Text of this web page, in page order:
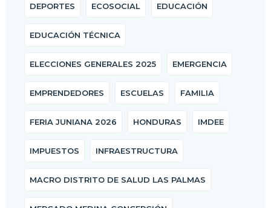
DEPORTES ECOSOCIAL EDUCACIÓN
EDUCACIÓN TÉCNICA
ELECCIONES GENERALES 2025 EMERGENCIA
EMPRENDEDORES ESCUELAS FAMILIA
FERIA JUNIANA 2026 HONDURAS IMDEE
IMPUESTOS INFRAESTRUCTURA
MACRO DISTRITO DE SALUD LAS PALMAS